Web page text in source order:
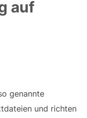
auf
genannte
und richten